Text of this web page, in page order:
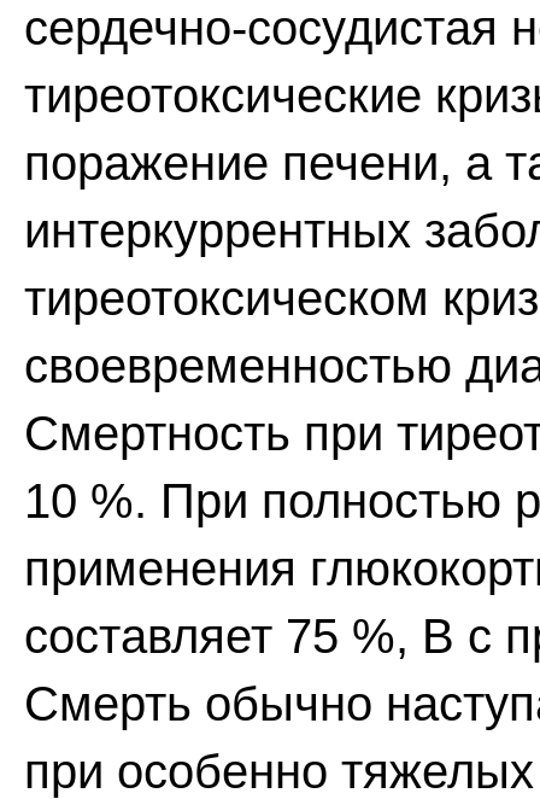
сердечно-сосудистая
тиреотоксические
поражение печени, а
интеркуррентных
тиреотоксическом
своевременностью
Смертность при
10 %. При полностью
применения
составляет 75 %, В с
Смерть обычно
при особенно